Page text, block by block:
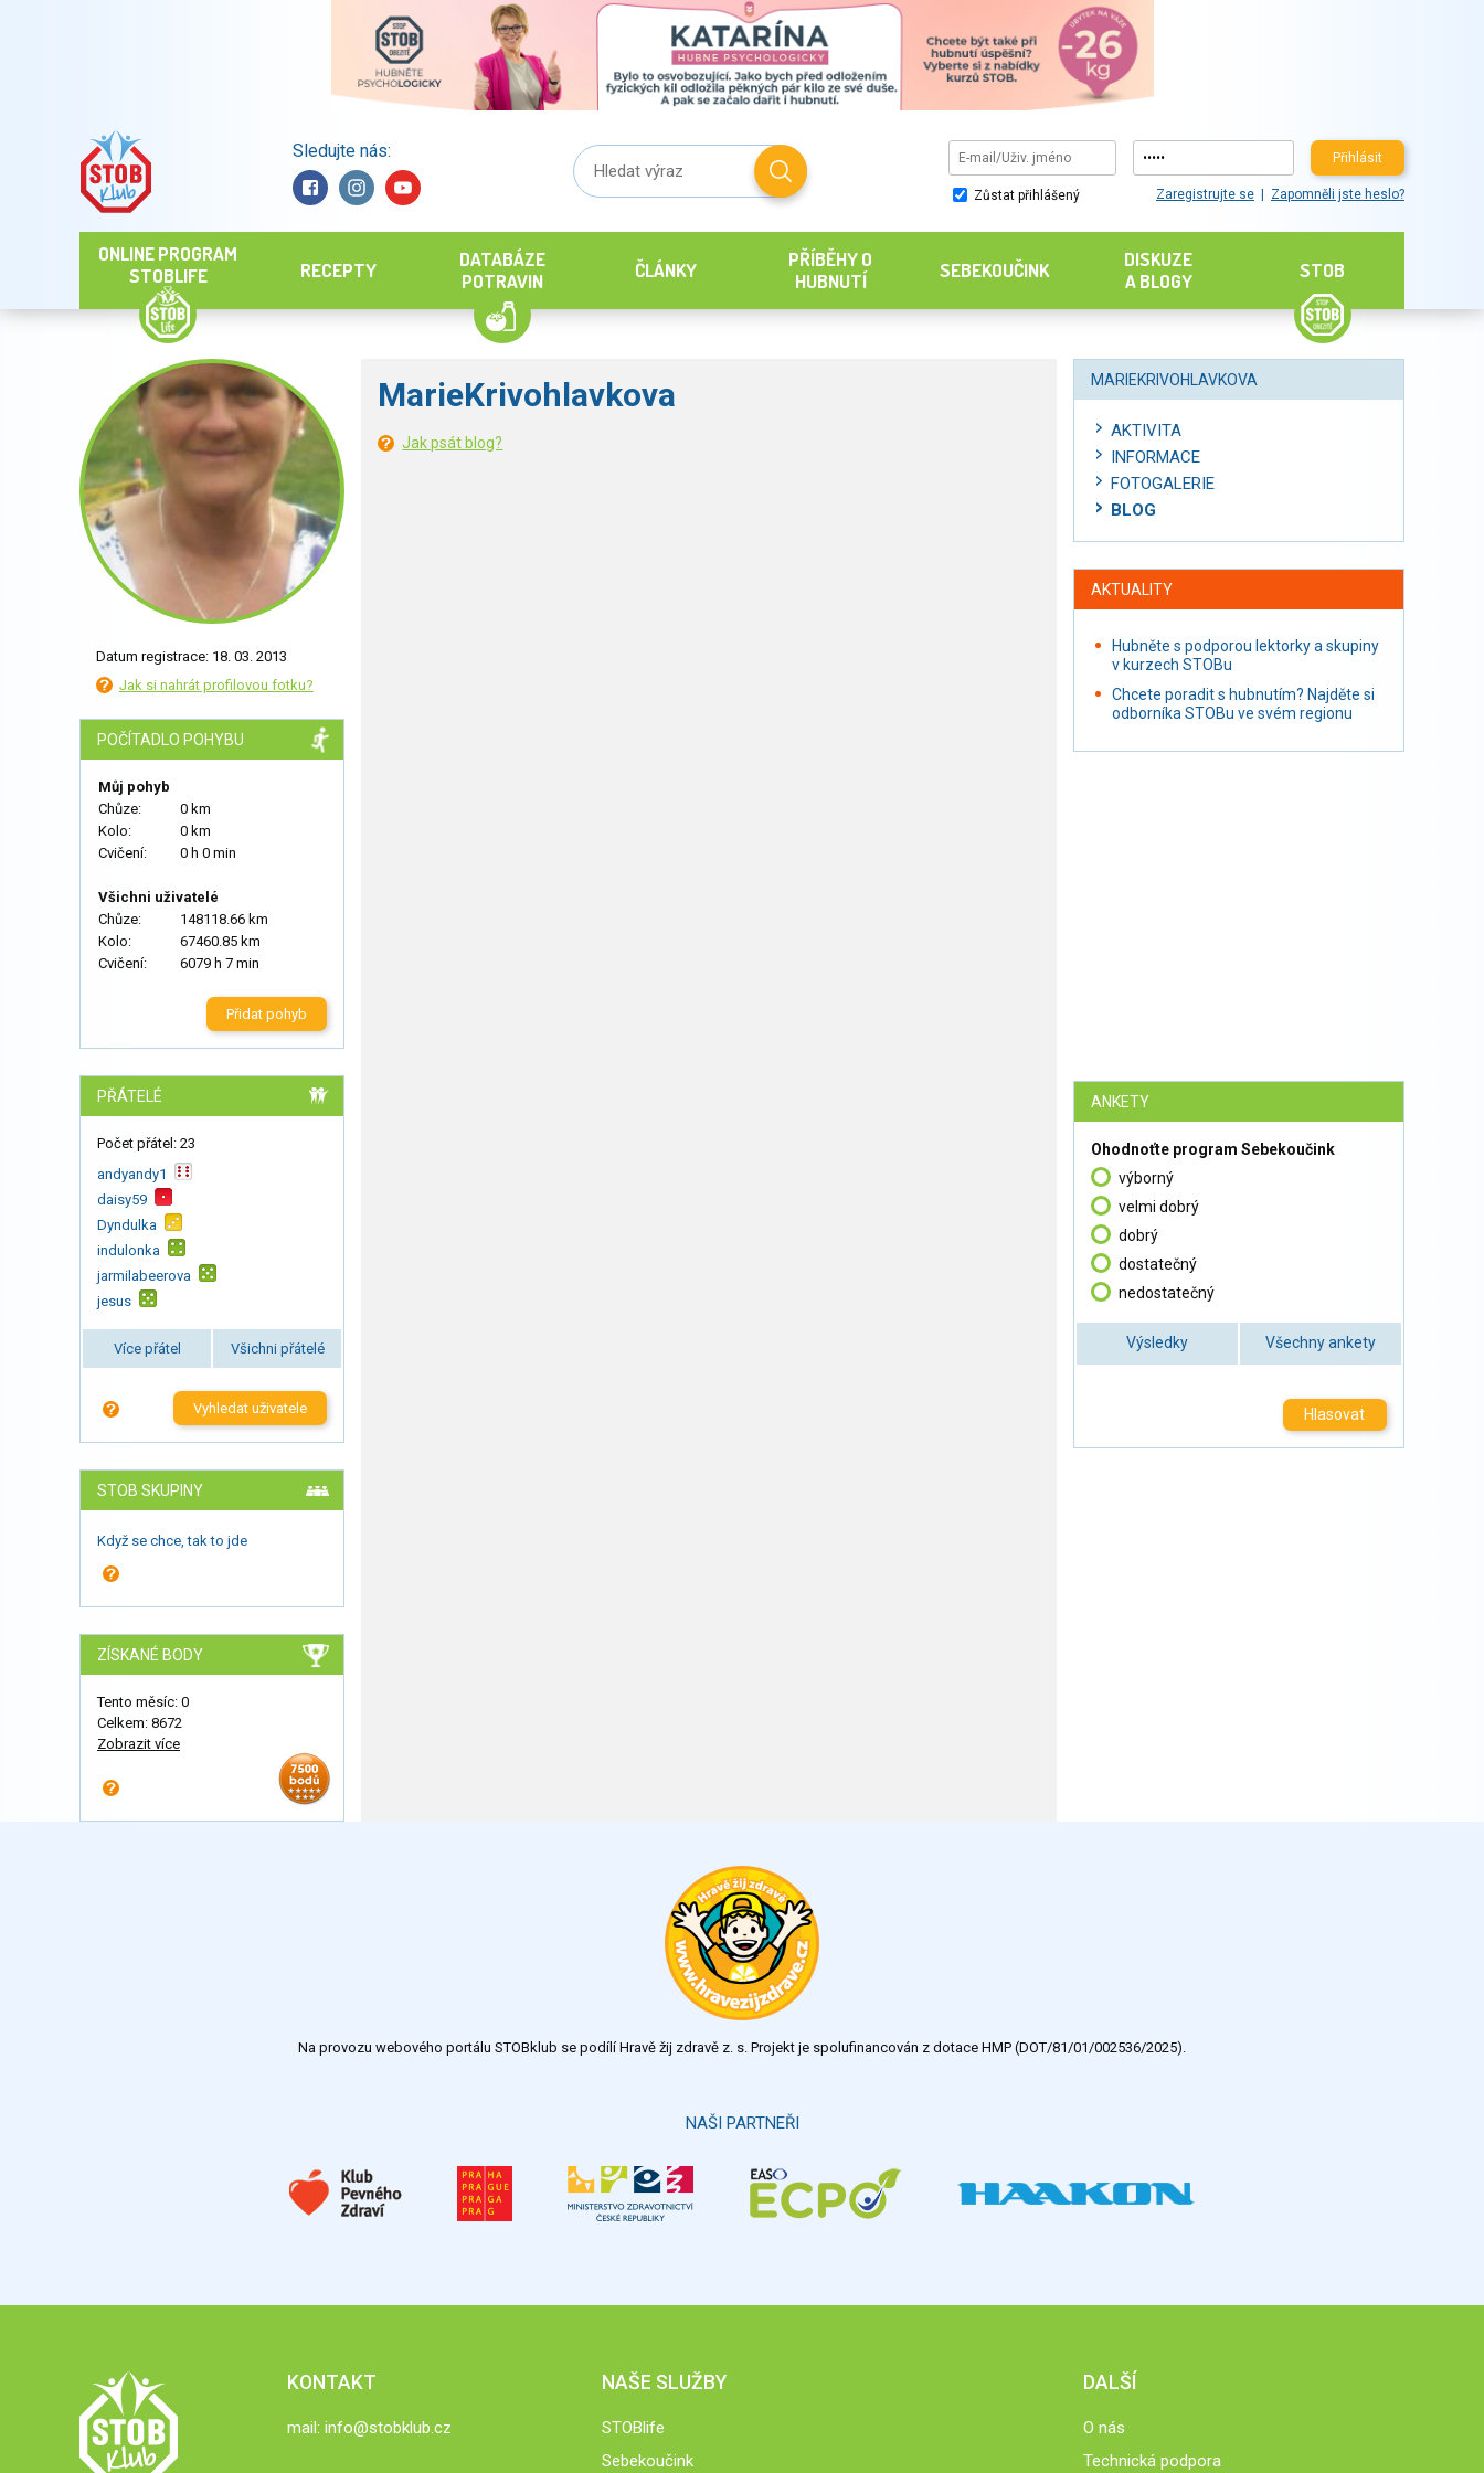
Sledujte nás: Přihlásit
Zůstat přihlášený Zaregistrujte se Zapomněli jste heslo?
ONLINE PROGRAM
STOBLIFE
RECEPTY
DATABÁZE
POTRAVIN
ČLÁNKY
PŘÍBĚHY O
HUBNUTÍ
SEBEKOUČINK
DISKUZE
A BLOGY
STOB
Datum registrace: 18. 03. 2013
Jak si nahrát profilovou fotku?
POČÍTADLO POHYBU
Můj pohyb
Chůze:
0 km
Kolo:
0 km
Cvičení:
0 h 0 min
Všichni uživatelé
Chůze:
148118.66 km
Kolo:
67460.85 km
Cvičení:
6079 h 7 min
Přidat pohyb
PŘÁTELÉ
Počet přátel: 23
andyandy1
daisy59
Dyndulka
indulonka
jarmilabeerova
jesus
Více přátel Všichni přátelé
Vyhledat uživatele
STOB SKUPINY
Když se chce, tak to jde
ZÍSKANÉ BODY
Tento měsíc: 0
Celkem: 8672
Zobrazit více
MarieKrivohlavkova
Jak psát blog?
MARIEKRIVOHLAVKOVA
AKTIVITA
INFORMACE
FOTOGALERIE
BLOG
AKTUALITY
Hubněte s podporou lektorky a skupiny
v kurzech STOBu
Chcete poradit s hubnutím? Najděte si
odborníka STOBu ve svém regionu
ANKETY
Ohodnoťte program Sebekoučink
výborný
velmi dobrý
dobrý
dostatečný
nedostatečný
Výsledky Všechny ankety
Hlasovat
Na provozu webového portálu STOBklub se podílí Hravě žij zdravě z. s. Projekt je spolufinancován z dotace HMP (DOT/81/01/002536/2025).
NAŠI PARTNEŘI
KONTAKT
mail: info@stobklub.cz
NAŠE SLUŽBY
STOBlife
Sebekoučink
DALŠÍ
O nás
Technická podpora